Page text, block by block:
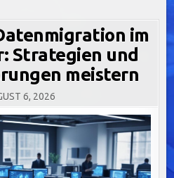
im
Strategien und
meistern
6, 2026